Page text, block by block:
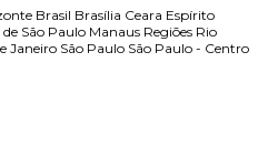
Brasil Brasília Ceara Espírito
São Paulo Manaus Regiões Rio
Janeiro São Paulo São Paulo - Centro